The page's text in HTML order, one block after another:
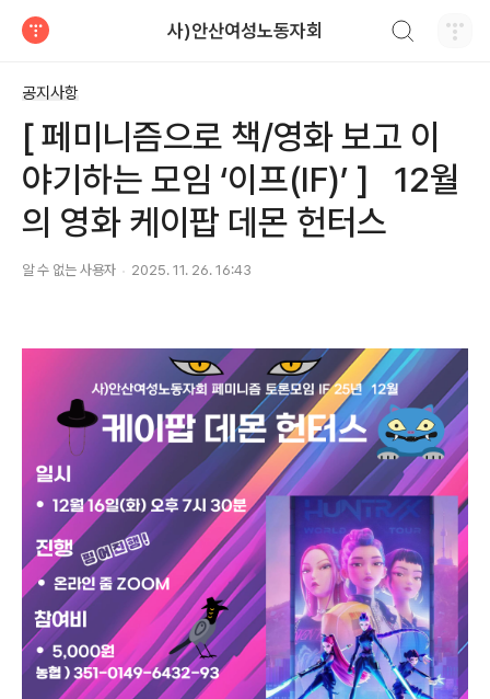
사)안산여성노동자회
공지사항
[ 페미니즘으로 책/영화 보고 이
야기하는 모임 ‘이프(IF)’ ]⠀12월
의 영화 케이팝 데몬 헌터스
알 수 없는 사용자 2025. 11. 26. 16:43